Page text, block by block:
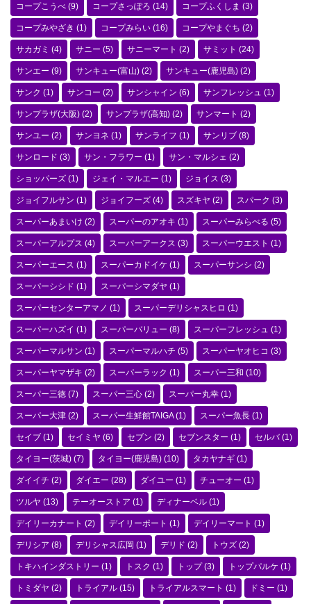
コープこうべ (9) コープさっぽろ (14) コープふくしま (3)
コープみやざき (1) コープみらい (16) コープやまぐち (2)
サカガミ (4) サニー (5) サニーマート (2) サミット (24)
サンエー (9) サンキュー(富山) (2) サンキュー(鹿児島) (2)
サンク (1) サンコー (2) サンシャイン (6) サンフレッシュ (1)
サンプラザ(大阪) (2) サンプラザ(高知) (2) サンマート (2)
サンユー (2) サンヨネ (1) サンライフ (1) サンリブ (8)
サンロード (3) サン・フラワー (1) サン・マルシェ (2)
ショッパーズ (1) ジェイ・マルエー (1) ジョイス (3)
ジョイフルサン (1) ジョイフーズ (4) スズキヤ (2) スパーク (3)
スーパーあまいけ (2) スーパーのアオキ (1) スーパーみらべる (5)
スーパーアルプス (4) スーパーアークス (3) スーパーウエスト (1)
スーパーエース (1) スーパーカドイケ (1) スーパーサンシ (2)
スーパーシシド (1) スーパーシマダヤ (1)
スーパーセンターアマノ (1) スーパーデリシャスヒロ (1)
スーパーハズイ (1) スーパーバリュー (8) スーパーフレッシュ (1)
スーパーマルサン (1) スーパーマルハチ (5) スーパーヤオヒコ (3)
スーパーヤマザキ (2) スーパーラック (1) スーパー三和 (10)
スーパー三徳 (7) スーパー三心 (2) スーパー丸幸 (1)
スーパー大津 (2) スーパー生鮮館TAIGA(1) スーパー魚長 (1)
セイブ (1) セイミヤ (6) セブン (2) セブンスター (1) セルバ(1)
タイヨー(茨城) (7) タイヨー(鹿児島) (10) タカヤナギ (1)
ダイイチ (2) ダイエー (28) ダイユー (1) チューオー (1)
ツルヤ (13) テーオーストア (1) ディナーベル (1)
デイリーカナート (2) デイリーポート (1) デイリーマート (1)
デリシア (8) デリシャス広岡 (1) デリド (2) トウズ (2)
トキハインダストリー (1) トスク (1) トップ(3) トップパルケ (1)
トミダヤ (2) トライアル (15) トライアルスマート (1) ドミー (1)